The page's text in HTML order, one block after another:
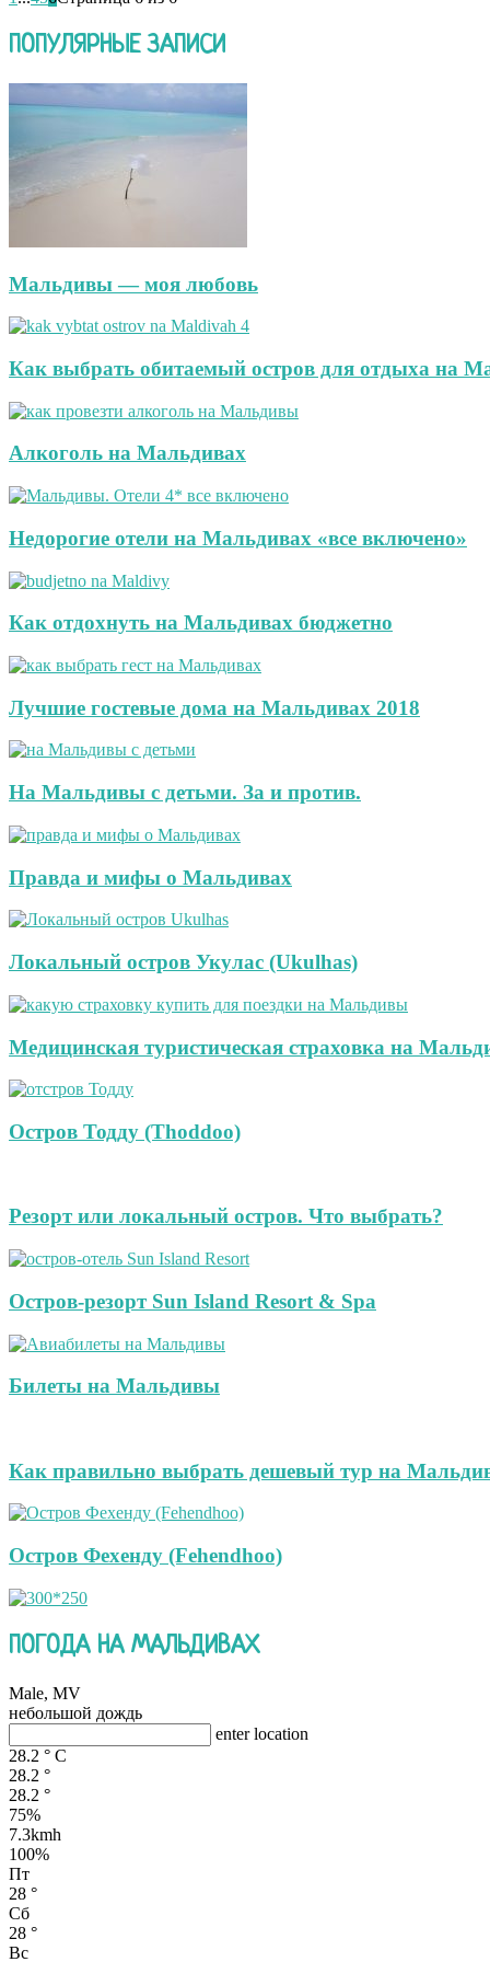
ПОПУЛЯРНЫЕ ЗАПИСИ
Мальдивы — моя любовь
Как выбрать обитаемый остров для отдыха на
Алкоголь на Мальдивах
Недорогие отели на Мальдивах «все включено»
Как отдохнуть на Мальдивах бюджетно
Лучшие гостевые дома на Мальдивах 2018
На Мальдивы с детьми. За и против.
Правда и мифы о Мальдивах
Локальный остров Укулас (Ukulhas)
Медицинская туристическая страховка на
Остров Тодду (Thoddoo)
Резорт или локальный остров. Что выбрать?
Остров-резорт Sun Island Resort & Spa
Билеты на Мальдивы
Как правильно выбрать дешевый тур на
Остров Фехенду (Fehendhoo)
ПОГОДА НА МАЛЬДИВАХ
Male, MV
небольшой дождь
enter location
28.2 ° C
28.2 °
28.2 °
75%
7.3kmh
100%
Пт
28 °
Сб
28 °
Вс